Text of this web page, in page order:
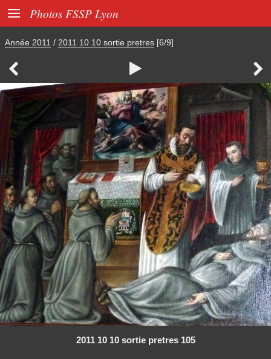
 Photos FSSP Lyon
Année 2011 / 2011 10 10 sortie pretres [6/9]
  
2011 10 10 sortie pretres 105